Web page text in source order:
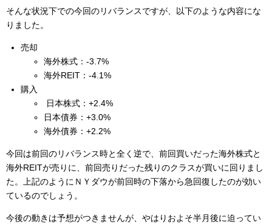
そんな状況下での今回のリバランスですが、以下のような内容にな
りました。
売却
海外株式：-3.7%
海外REIT：-4.1%
購入
日本株式：+2.4%
日本債券：+3.0%
海外債券：+2.2%
今回は前回のリバランス時と全く逆で、前回買いだった海外株式と
海外REITが売りに、前回売りだった残りのクラスが買いに回りまし
た。上記のようにＮＹダウが前回時の下落から急回復したのが効い
ているのでしょう。
今後の動きは予想がつきませんが、やはりおよそ半月後に迫ってい